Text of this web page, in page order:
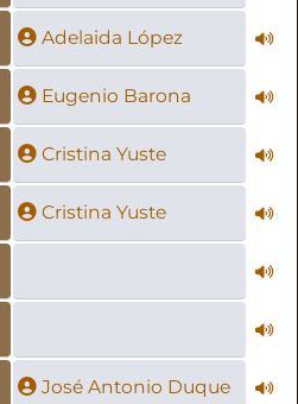
Adelaida López
Eugenio Barona
Cristina Yuste
Cristina Yuste
José Antonio Duque